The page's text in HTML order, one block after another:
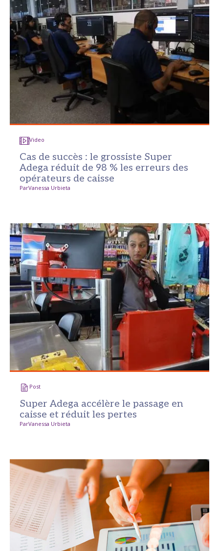
Video
Cas de succès : le grossiste Super
Adega réduit de 98 % les erreurs des
opérateurs de caisse
ParVanessa Urbieta
Post
Super Adega accélère le passage en
caisse et réduit les pertes
ParVanessa Urbieta